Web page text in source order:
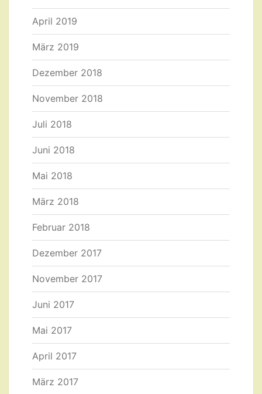
April 2019
März 2019
Dezember 2018
November 2018
Juli 2018
Juni 2018
Mai 2018
März 2018
Februar 2018
Dezember 2017
November 2017
Juni 2017
Mai 2017
April 2017
März 2017